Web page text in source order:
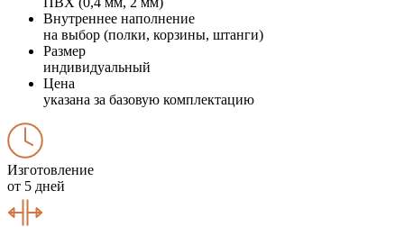
Внутреннее наполнение
на выбор (полки, корзины, штанги)
Размер
индивидуальный
Цена
указана за базовую комплектацию
Изготовление
от 5 дней